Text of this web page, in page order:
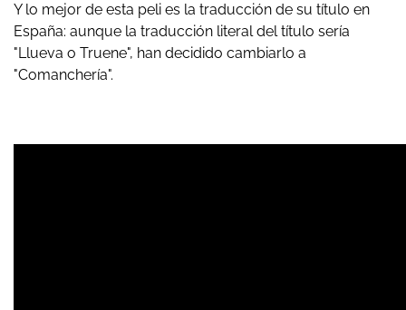
Y lo mejor de esta peli es la traducción de su título en
España: aunque la traducción literal del título sería
"Llueva o Truene", han decidido cambiarlo a
"Comanchería".